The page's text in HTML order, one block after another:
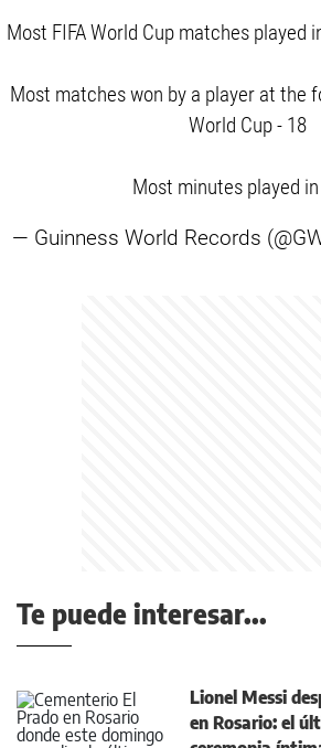
Most FIFA World Cup matches played
Most matches won by a player at the
World Cup - 18
Most minutes played
— Guinness World Records
Te puede interesar...
Lionel Messi
en Rosario: el